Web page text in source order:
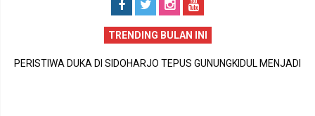
TRENDING BULAN INI
PERISTIWA DUKA DI SIDOHARJO TEPUS GUNUNGKIDUL MENJADI